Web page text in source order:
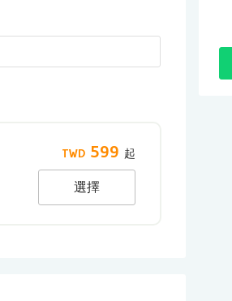
599
選擇